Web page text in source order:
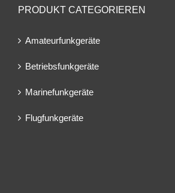
PRODUKT CATEGORIEREN
Amateurfunkgeräte
Betriebsfunkgeräte
Marinefunkgeräte
Flugfunkgeräte